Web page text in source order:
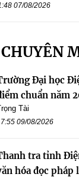
07/08/2026
Đại học
chuẩn năm
Tài
09/08/2026
tra tỉnh
hóa đọc